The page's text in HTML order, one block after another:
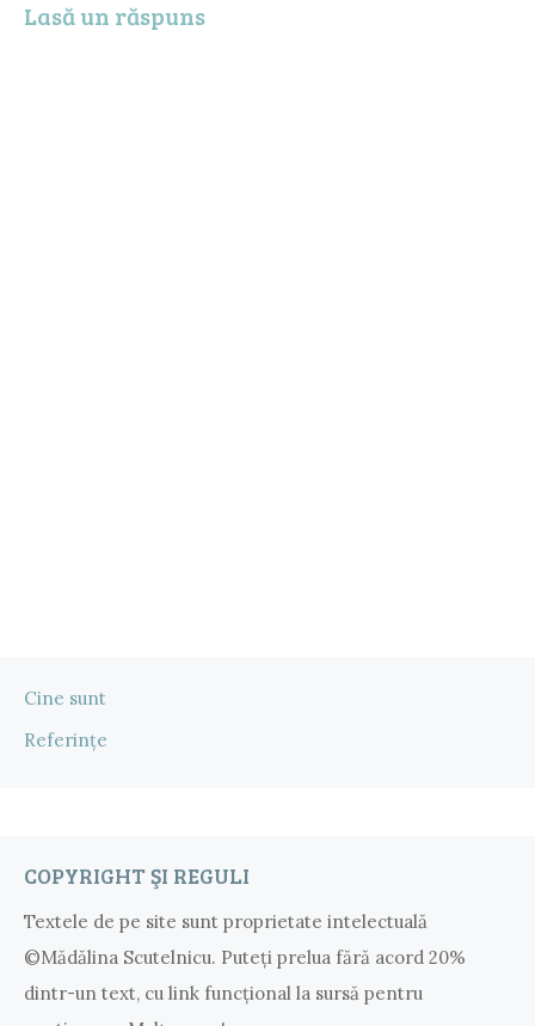
Lasă un răspuns
Cine sunt
Referințe
COPYRIGHT ŞI REGULI
Textele de pe site sunt proprietate intelectuală
©Mădălina Scutelnicu. Puteţi prelua fără acord 20%
dintr-un text, cu link funcţional la sursă pentru